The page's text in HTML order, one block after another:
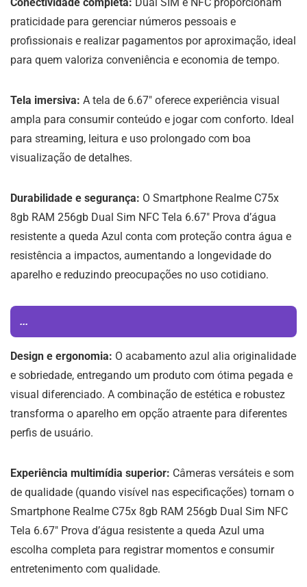
praticidade para gerenciar números pessoais e
profissionais e realizar pagamentos por aproximação, ideal
para quem valoriza conveniência e economia de tempo.
Tela imersiva: A tela de 6.67″ oferece experiência visual
ampla para consumir conteúdo e jogar com conforto. Ideal
para streaming, leitura e uso prolongado com boa
visualização de detalhes.
Durabilidade e segurança: O Smartphone Realme C75x
8gb RAM 256gb Dual Sim NFC Tela 6.67″ Prova d’água
resistente a queda Azul conta com proteção contra água e
resistência a impactos, aumentando a longevidade do
aparelho e reduzindo preocupações no uso cotidiano.
...
Design e ergonomia: O acabamento azul alia originalidade
e sobriedade, entregando um produto com ótima pegada e
visual diferenciado. A combinação de estética e robustez
transforma o aparelho em opção atraente para diferentes
perfis de usuário.
Experiência multimídia superior: Câmeras versáteis e som
de qualidade (quando visível nas especificações) tornam o
Smartphone Realme C75x 8gb RAM 256gb Dual Sim NFC
Tela 6.67″ Prova d’água resistente a queda Azul uma
escolha completa para registrar momentos e consumir
entretenimento com qualidade.